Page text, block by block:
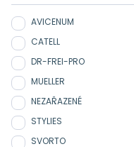
AVICENUM
CATELL
DR-FREI-PRO
MUELLER
NEZAŘAZENÉ
STYLIES
SVORTO